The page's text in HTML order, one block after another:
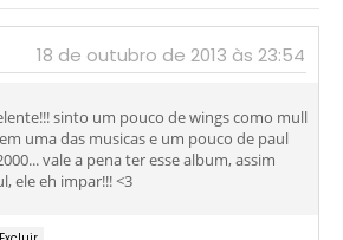
18 de outubro de 2013 às 23:54
sinto um pouco de wings como mull
uma das musicas e um pouco de paul
vale a pena ter esse album, assim
ele eh impar!!! <3